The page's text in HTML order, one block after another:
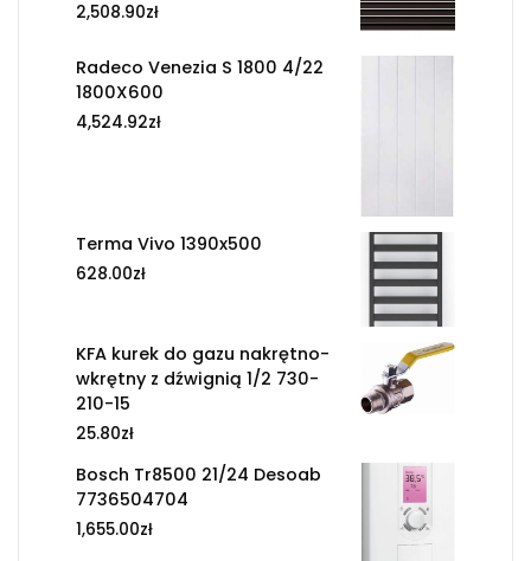
2,508.90zł
Radeco Venezia S 1800 4/22
1800X600
4,524.92zł
Terma Vivo 1390x500
628.00zł
KFA kurek do gazu nakrętno-
wkrętny z dźwignią 1/2 730-
210-15
25.80zł
Bosch Tr8500 21/24 Desoab
7736504704
1,655.00zł